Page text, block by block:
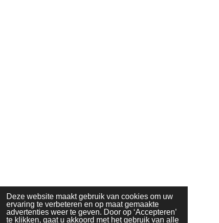
Deze website maakt gebruik van cookies om uw
ervaring te verbeteren en op maat gemaakte
advertenties weer te geven. Door op ‘Accepteren’
te klikken, gaat u akkoord met het gebruik van alle